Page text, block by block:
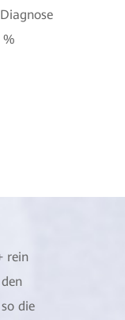
%
rein
die